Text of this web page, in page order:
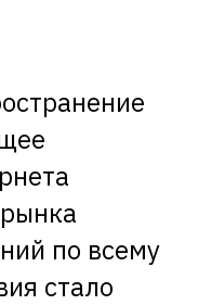
по всему
стало